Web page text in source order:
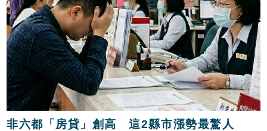
非六都「房貸」創高 這2縣市漲勢最驚人